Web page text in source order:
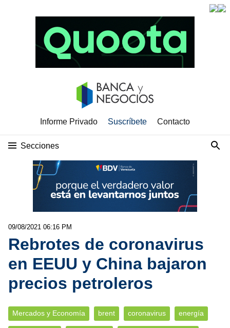
Informe Privado Suscríbete Contacto
Secciones
09/08/2021 06:16 PM
Rebrotes de coronavirus
en EEUU y China bajaron
precios petroleros
Mercados y Economía brent coronavirus energía